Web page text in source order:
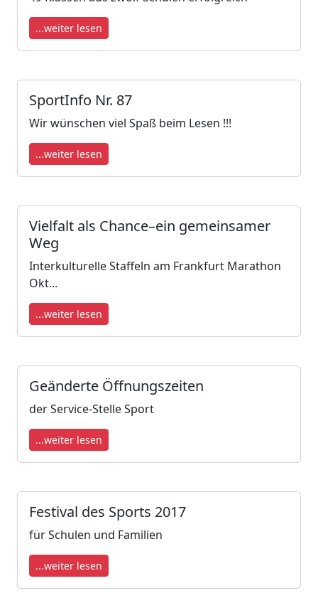
...weiter lesen
SportInfo Nr. 87
Wir wünschen viel Spaß beim Lesen !!!
...weiter lesen
Vielfalt als Chance–ein gemeinsamer
Weg
Interkulturelle Staffeln am Frankfurt Marathon
Okt...
...weiter lesen
Geänderte Öffnungszeiten
der Service-Stelle Sport
...weiter lesen
Festival des Sports 2017
für Schulen und Familien
...weiter lesen